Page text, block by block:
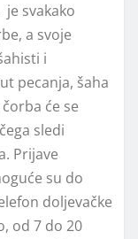
svakako
a svoje
i
pecanja, šaha
će se
sledi
Prijave
su do
doljevačke
od 7 do 20